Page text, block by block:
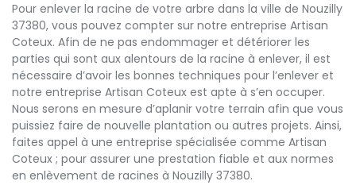
Pour enlever la racine de votre arbre dans la ville de Nouzilly
37380, vous pouvez compter sur notre entreprise Artisan
Coteux. Afin de ne pas endommager et détériorer les
parties qui sont aux alentours de la racine à enlever, il est
nécessaire d’avoir les bonnes techniques pour l’enlever et
notre entreprise Artisan Coteux est apte à s’en occuper.
Nous serons en mesure d’aplanir votre terrain afin que vous
puissiez faire de nouvelle plantation ou autres projets. Ainsi,
faites appel à une entreprise spécialisée comme Artisan
Coteux ; pour assurer une prestation fiable et aux normes
en enlèvement de racines à Nouzilly 37380.